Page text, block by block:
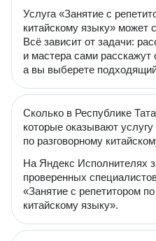
Услуга «Занятие с
китайскому языку» может
Всё зависит от задачи:
и мастера сами расскажут
а вы выберете подходящий
Сколько в Республике
которые оказывают
по разговорному
На Яндекс Исполнителях
проверенных
«Занятие с репетитором
китайскому языку».